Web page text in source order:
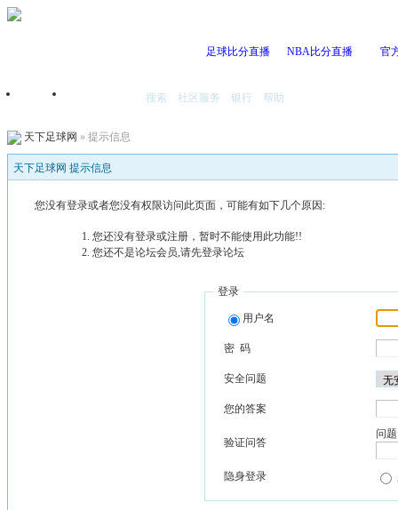
足球比分直播 NBA比分直播 官
首页 搜索 社区服务 银行 帮助
天下足球网 » 提示信息
天下足球网 提示信息
您没有登录或者您没有权限访问此页面，可能有如下几个原因:
您还没有登录或注册，暂时不能使用此功能!!
您还不是论坛会员,请先登录论坛
登录
用户名
密 码
安全问题
您的答案
验证问答
问
隐身登录